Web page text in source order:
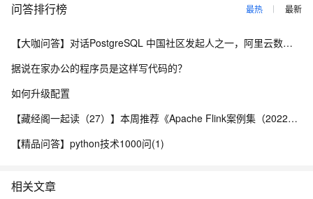
问答排行榜 最热 最新
【大咖问答】对话PostgreSQL 中国社区发起人之一，阿里云数据库高级专家 德哥
据说在家办公的程序员是这样写代码的？
如何升级配置
【藏经阁一起读（27）】本周推荐《Apache Flink案例集（2022版）》，你有哪些心得？
【精品问答】python技术1000问(1)
相关文章